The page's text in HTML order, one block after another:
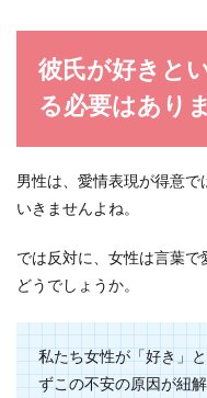
彼氏が好きと
る必要はあり
男性は、愛情表現が得意
いきませんよね。
では反対に、女性は言葉で
どうでしょうか。
私たち女性が「好き」
ずこの不安の原因が紐